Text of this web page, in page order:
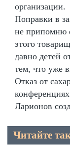
организации.
Поправки в
не припомню
этого
давно детей
тем, что уже
Отказ от
Ларионов
Читайте